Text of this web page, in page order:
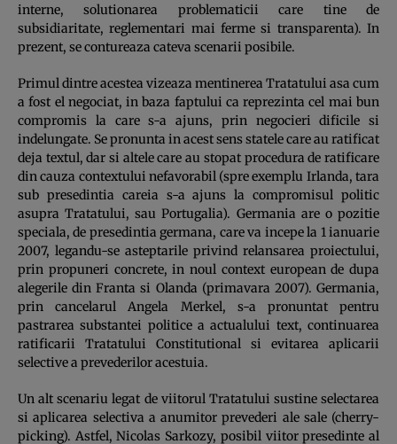
interne, solutionarea problematicii care tine de
subsidiaritate, reglementari mai ferme si transparenta). In
prezent, se contureaza cateva scenarii posibile.
Primul dintre acestea vizeaza mentinerea Tratatului asa cum
a fost el negociat, in baza faptului ca reprezinta cel mai bun
compromis la care s-a ajuns, prin negocieri dificile si
indelungate. Se pronunta in acest sens statele care au ratificat
deja textul, dar si altele care au stopat procedura de ratificare
din cauza contextului nefavorabil (spre exemplu Irlanda, tara
sub presedintia careia s-a ajuns la compromisul politic
asupra Tratatului, sau Portugalia). Germania are o pozitie
speciala, de presedintia germana, care va incepe la 1 ianuarie
2007, legandu-se asteptarile privind relansarea proiectului,
prin propuneri concrete, in noul context european de dupa
alegerile din Franta si Olanda (primavara 2007). Germania,
prin cancelarul Angela Merkel, s-a pronuntat pentru
pastrarea substantei politice a actualului text, continuarea
ratificarii Tratatului Constitutional si evitarea aplicarii
selective a prevederilor acestuia.
Un alt scenariu legat de viitorul Tratatului sustine selectarea
si aplicarea selectiva a anumitor prevederi ale sale (cherry-
picking). Astfel, Nicolas Sarkozy, posibil viitor presedinte al